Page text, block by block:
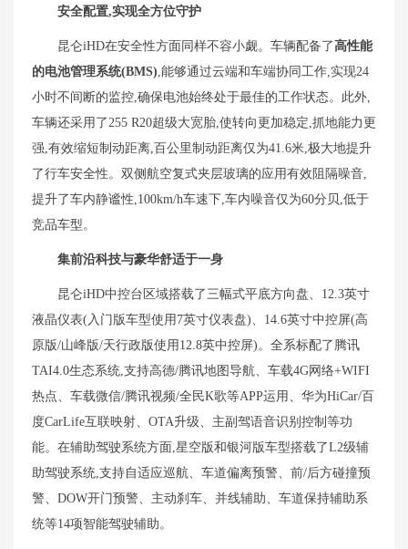
安全配置,实现全方位守护
昆仑iHD在安全性方面同样不容小觑。车辆配备了高性能
的电池管理系统(BMS) ,能够通过云端和车端协同工作,实现24
小时不间断的监控,确保电池始终处于最佳的工作状态。此外,
车辆还采用了255 R20超级大宽胎,使转向更加稳定,抓地能力更
强,有效缩短制动距离,百公里制动距离仅为41.6米,极大地提升
了行车安全性。双侧航空复式夹层玻璃的应用有效阻隔噪音,
提升了车内静谧性,100km/h车速下,车内噪音仅为60分贝,低于
竞品车型。
集前沿科技与豪华舒适于一身
昆仑iHD中控台区域搭载了三幅式平底方向盘、12.3英寸
液晶仪表(入门版车型使用7英寸仪表盘)、14.6英寸中控屏(高
原版/山峰版/天行政版使用12.8英中控屏)。全系标配了腾讯
TAI4.0生态系统,支持高德/腾讯地图导航、车载4G网络+WIFI
热点、车载微信/腾讯视频/全民K歌等APP运用、华为HiCar/百
度CarLife互联映射、OTA升级、主副驾语音识别控制等功
能。在辅助驾驶系统方面,星空版和银河版车型搭载了L2级辅
助驾驶系统,支持自适应巡航、车道偏离预警、前/后方碰撞预
警、DOW开门预警、主动刹车、并线辅助、车道保持辅助系
统等14项智能驾驶辅助。